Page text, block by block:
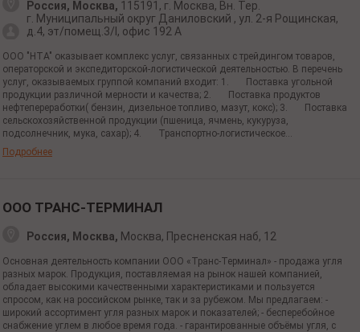
Россия, Москва, 115191, г. Москва, Вн. Тер.
г. Муниципальный округ Даниловский , ул. 2-я Рощинская,
д.4, эт/помещ.3/I, офис 192 А
ООО "НТА" оказывает комплекс услуг, связанных с трейдингом товаров,
операторской и экспедиторской-логистической деятельностью. В перечень
услуг, оказываемых группой компаний входит: 1. Поставка угольной
продукции различной мерности и качества; 2. Поставка продуктов
нефтепереработки( бензин, дизельное топливо, мазут, кокс); 3. Поставка
сельскохозяйственной продукции (пшеница, ячмень, кукуруза,
подсолнечник, мука, сахар); 4. Транспортно-логистическое...
Подробнее
ООО ТРАНС-ТЕРМИНАЛ
Россия, Москва, Москва, Пресненская наб, 12
Основная деятельность компании ООО «Транс-Терминал» - продажа угля
разных марок. Продукция, поставляемая на рынок нашей компанией,
обладает высокими качественными характеристиками и пользуется
спросом, как на российском рынке, так и за рубежом. Мы предлагаем: -
широкий ассортимент угля разных марок и показателей; - бесперебойное
снабжение углем в любое время года. - гарантированные объёмы угля, с